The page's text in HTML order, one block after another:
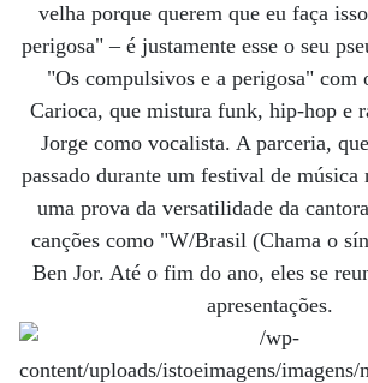
velha porque querem que eu faça
perigosa" – é justamente esse o seu
"Os compulsivos e a perigosa" com
Carioca, que mistura funk, hip-hop e
Jorge como vocalista. A parceria,
passado durante um festival de música
uma prova da versatilidade da
canções como "W/Brasil (Chama o
Ben Jor. Até o fim do ano, eles se
apresentações.